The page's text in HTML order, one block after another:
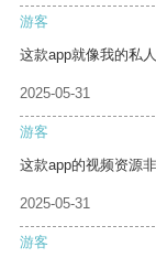
游客
这款app就像我的私
2025-05-31
游客
这款app的视频资源
2025-05-31
游客